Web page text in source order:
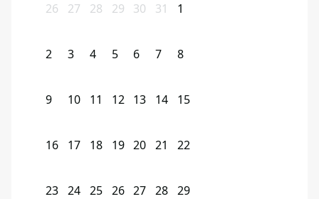
26 27 28 29 30 31 1
2 3 4 5 6 7 8
9 10 11 12 13 14 15
16 17 18 19 20 21 22
23 24 25 26 27 28 29